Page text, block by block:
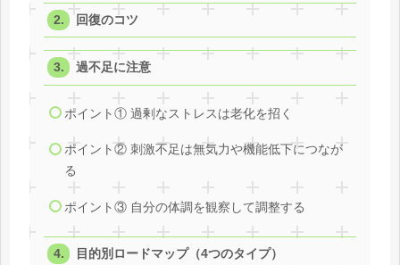
回復のコツ
過不足に注意
ポイント① 過剰なストレスは老化を招く
ポイント② 刺激不足は無気力や機能低下につなが
る
ポイント③ 自分の体調を観察して調整する
目的別ロードマップ（4つのタイプ）